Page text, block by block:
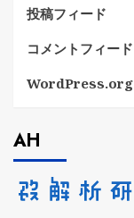
投稿フィード
コメントフィード
WordPress.org
AH